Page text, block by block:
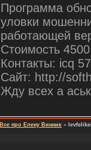
Программа
уловки
работающей
Стоимость
Контакты: icq
Сайт: http://
Жду всех а
Все про Елену Винник »